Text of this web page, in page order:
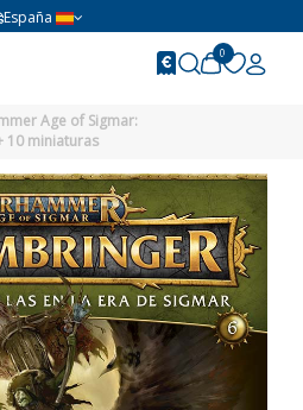
España
0
Age of Sigmar:
10 miniaturas